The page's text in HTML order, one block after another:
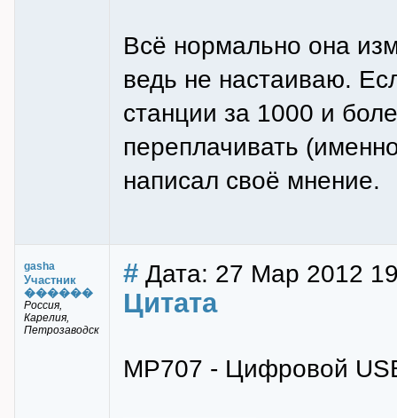
Всё нормально она
ведь не настаиваю.
станции за 1000 и
переплачивать
написал своё мнение.
gasha
Участник
������
Россия,
Карелия,
Петрозаводск
# Дата: 27 Мар 2012
Цитата
MP707 - Цифровой